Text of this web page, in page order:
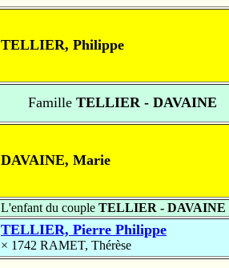
TELLIER, Philippe
FamilleTELLIER - DAVAINE
DAVAINE, Marie
L'enfant du couple TELLIER - DAVAINE
TELLIER, Pierre Philippe
× 1742 RAMET, Thérèse